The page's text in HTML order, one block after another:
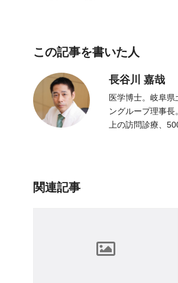
この記事を書いた人
長谷川 嘉哉
医学博士。岐阜
ングループ理事
上の訪問診療、
関連記事